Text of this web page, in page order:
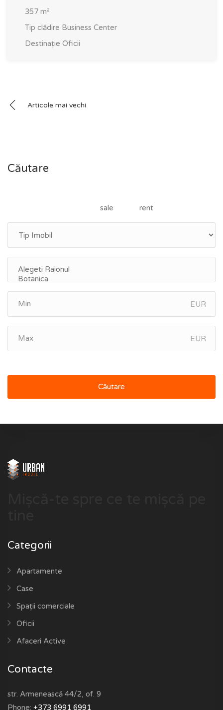
357 m²
Tip clădire Business Center
Destinație Oficii
Navigare
Articole mai vechi
Căutare
sale rent
EUR
EUR
Căutare
Categorii
Apartamente
Case
Spații comerciale
Oficii
Afaceri Active
Contacte
str. Armenească 44/2, of. 9
Phone: +373 6991 6991